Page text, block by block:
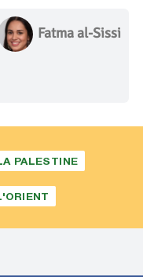
Fatma al-Sissi
PALESTINE